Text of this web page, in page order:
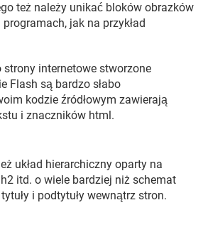
też należy unikać bloków obrazków
jak na przykład
internetowe stworzone
Flash są bardzo słabo
kodzie źródłowym zawierają
i znaczników html.
układ hierarchiczny oparty na
itd. o wiele bardziej niż schemat
i podtytuły wewnątrz stron.